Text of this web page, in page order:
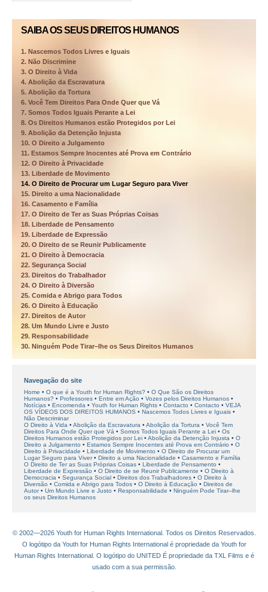
SAIBA OS SEUS DIREITOS HUMANOS
1. Nascemos Todos Livres e Iguais
2. Não Discrimine
3. O Direito à Vida
4. Abolição da Escravatura
5. Abolição da Tortura
6. Você Tem Direitos Para Onde Quer que Vá
7. Somos Todos Iguais Perante a Lei
8. Os Direitos Humanos estão Protegidos por Lei
9. Abolição da Detenção Injusta
10. O Direito a Julgamento
11. Estamos Sempre Inocentes até Prova em Contrário
12. O Direito à Privacidade
13. Liberdade de Movimento
14. O Direito de Procurar um Lugar Seguro para Viver
15. Direito a uma Nacionalidade
16. Casamento e Família
17. O Direito de Ter as Suas Próprias Coisas
18. Liberdade de Pensamento
19. Liberdade de Expressão
20. O Direito de se Reunir Publicamente
21. O Direito à Democracia
22. Segurança Social
23. Direitos do Trabalhador
24. O Direito à Diversão
25. Comida e Abrigo para Todos
26. O Direito à Educação
27. Direitos de Autor
28. Um Mundo Livre e Justo
29. Responsabilidade
30. Ninguém Pode Tirar–lhe os Seus Direitos Humanos
Navegação do site
Home O que é a Youth for Human Rights?
O Que São os Direitos
Humanos?
Professores Entre em Ação
Vozes pelos Direitos Humanos
Notícias
Encomenda Youth for Human Rights Contacto Contacto
VEJA
OS VÍDEOS DOS DIREITOS HUMANOS
Nascemos Todos Livres e Iguais
Não Descriminar
O Direito à Vida
Abolição da Escravatura Abolição da Tortura
Você Tem
Direitos Para Onde Quer que Vá
Somos Todos Iguais Perante a Lei
Os
Direitos Humanos estão Protegidos por Lei
Abolição da Detenção Injusta
O
Direito a Julgamento
Estamos Sempre Inocentes até Prova em Contrário
O
Direito à Privacidade
Liberdade de Movimento
O Direito de Procurar um
Lugar Seguro para Viver
Direito a uma Nacionalidade
Casamento e Família
O Direito de Ter as Suas Próprias Coisas
Liberdade de Pensamento
Liberdade de Expressão
O Direito de se Reunir Publicamente
O Direito à
Democracia
Segurança Social Direitos dos Trabalhadores
O Direito à
Diversão
Comida e Abrigo para Todos O Direito à Educação
Direitos de
Autor
Um Mundo Livre e Justo Responsabilidade
Ninguém Pode Tirar–lhe
os seus Direitos Humanos
© 2002—2026 Youth for Human Rights International. Todos os Direitos Reservados.
O logótipo da Youth for Human Rights International é propriedade da Youth for
Human Rights International. O logótipo do UNITED É propriedade da TXL Films e é
usado com a sua permissão.